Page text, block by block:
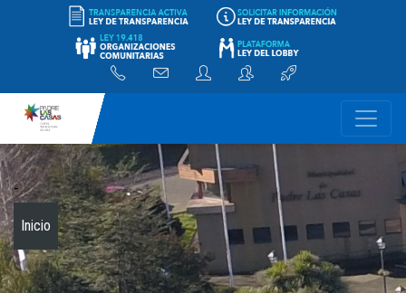
-
Inicio